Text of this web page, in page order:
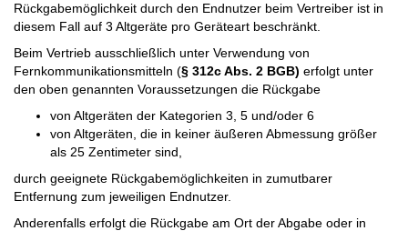
Rückgabemöglichkeit durch den Endnutzer beim Vertreiber ist in
diesem Fall auf 3 Altgeräte pro Geräteart beschränkt.
Beim Vertrieb ausschließlich unter Verwendung von
Fernkommunikationsmitteln (§ 312c Abs. 2 BGB) erfolgt unter
den oben genannten Voraussetzungen die Rückgabe
von Altgeräten der Kategorien 3, 5 und/oder 6
von Altgeräten, die in keiner äußeren Abmessung größer
als 25 Zentimeter sind,
durch geeignete Rückgabe­möglichkeiten in zumutbarer
Entfernung zum jeweiligen Endnutzer.
Anderenfalls erfolgt die Rückgabe am Ort der Abgabe oder in